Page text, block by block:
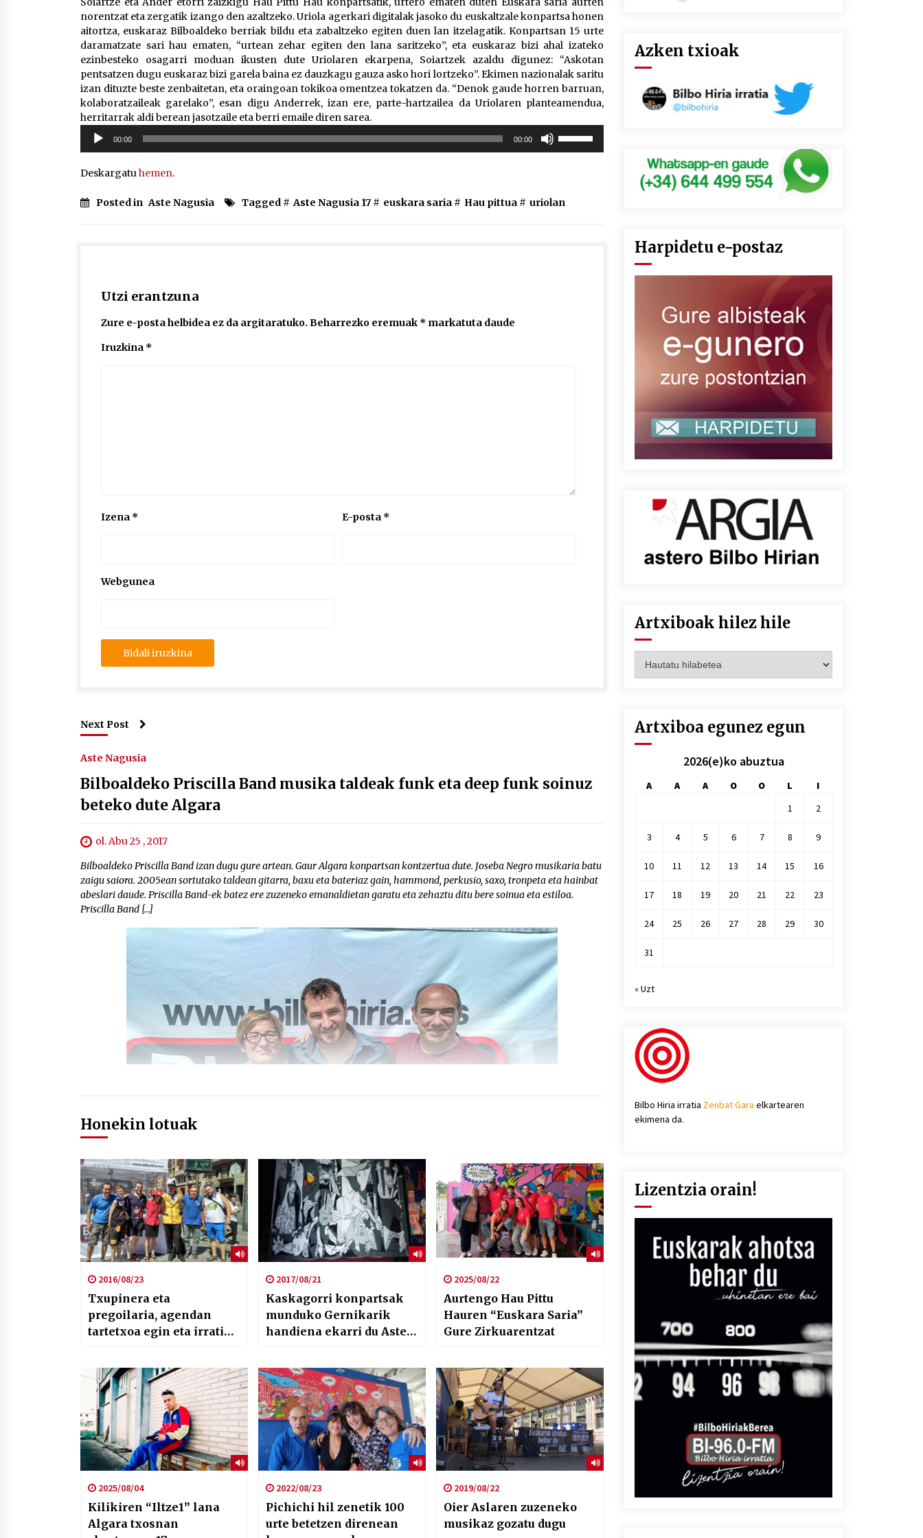
norentzat eta zergatik izango den azaltzeko. Uriola agerkari digitalak jasoko du euskaltzale konpartsa honen
aitortza, euskaraz Bilboaldeko berriak bildu eta zabaltzeko egiten duen lan itzelagatik. Konpartsan 15 urte
daramatzate sari hau ematen, “urtean zehar egiten den lana saritzeko”, eta euskaraz bizi ahal izateko
ezinbesteko osagarri moduan ikusten dute Uriolaren ekarpena, Soiartzek azaldu digunez: “Askotan
pentsatzen dugu euskaraz bizi garela baina ez dauzkagu gauza asko hori lortzeko”. Ekimen nazionalak saritu
izan dituzte beste zenbaitetan, eta oraingoan tokikoa omentzea tokatzen da. “Denok gaude horren barruan,
kolaboratzaileak garelako”, esan digu Anderrek, izan ere, parte-hartzailea da Uriolaren planteamendua,
herritarrak aldi berean jasotzaile eta berri emaile diren sarea.
Soinu
erreproduzigailua
00:00 00:00
igotzeko
Deskargatuhemen.
Posted in Aste Nagusia Tagged # Aste Nagusia 17 # euskara saria # Hau pittua # uriolan
Utzi erantzuna
Zure e-posta helbidea ez da argitaratuko. Beharrezko eremuak * markatuta daude
Iruzkina *
Izena * E-posta *
Webgunea
Next Post
Aste Nagusia
Bilboaldeko Priscilla Band musika taldeak funk eta deep funk soinuz
beteko dute Algara
ol. Abu 25 , 2017
Bilboaldeko Priscilla Band izan dugu gure artean. Gaur Algara konpartsan kontzertua dute. Joseba Negro musikaria batu
zaigu saiora. 2005ean sortutako taldean gitarra, baxu eta bateriaz gain, hammond, perkusio, saxo, tronpeta eta hainbat
abeslari daude. Priscilla Band-ek batez ere zuzeneko emanaldietan garatu eta zehaztu ditu bere soinua eta estiloa.
Priscilla Band […]
Honekin lotuak
2016/08/23
Txupinera eta
pregoilaria, agendan
tartetxoa egin eta irratian
2017/08/21
Kaskagorri konpartsak
munduko Gernikarik
handiena ekarri du Aste
2025/08/22
Aurtengo Hau Pittu
Hauren “Euskara Saria”
Gure Zirkuarentzat
2025/08/04
Kilikiren “Iltze1” lana
Algara txosnan
2022/08/23
Pichichi hil zenetik 100
urte betetzen direnean
2019/08/22
Oier Aslaren zuzeneko
musikaz gozatu dugu
Azken txioak
Harpidetu e-postaz
Artxiboak hilez hile
hilez
Artxiboa egunez egun
2026(e)ko abuztua
A A A O O L
I
1
2
3 4 5 6 7 8 9
10 11 12 13 14 15 16
17 18 19 20 21 22 23
24 25 26 27 28 29 30
31
« Uzt
Bilbo Hiria irratia Zenbat Gara elkartearen
ekimena da.
Lizentzia orain!